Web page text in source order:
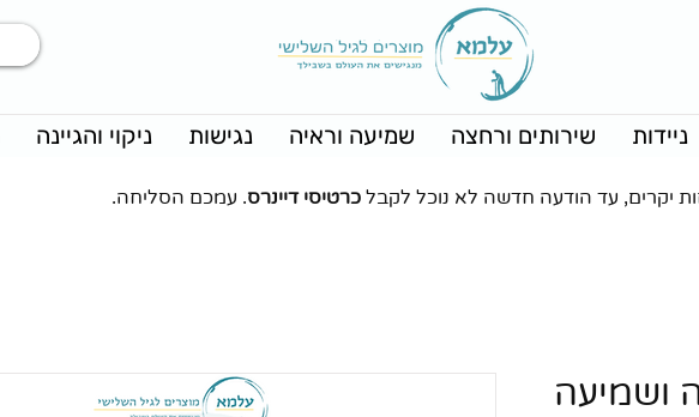
ניידות שירותים ורחצה שמיעה וראיה נגישות ניקוי והגיינה
ושמיעה
יקרים, עד הודעה חדשה לא נוכל לקבלכרטיסי דיינרס. עמכם הסליחה.